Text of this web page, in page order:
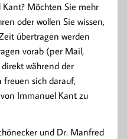
Möchten Sie mehr
oder wollen Sie wissen,
übertragen werden
vorab (per Mail,
während der
freuen sich darauf,
Immanuel Kant zu
und Dr. Manfred